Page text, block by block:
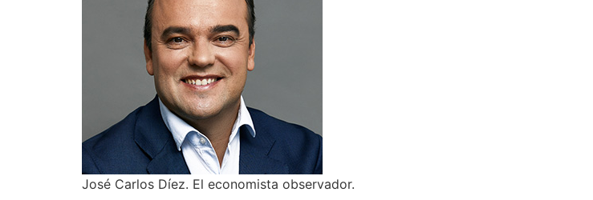
José Carlos Díez. El economista observador.